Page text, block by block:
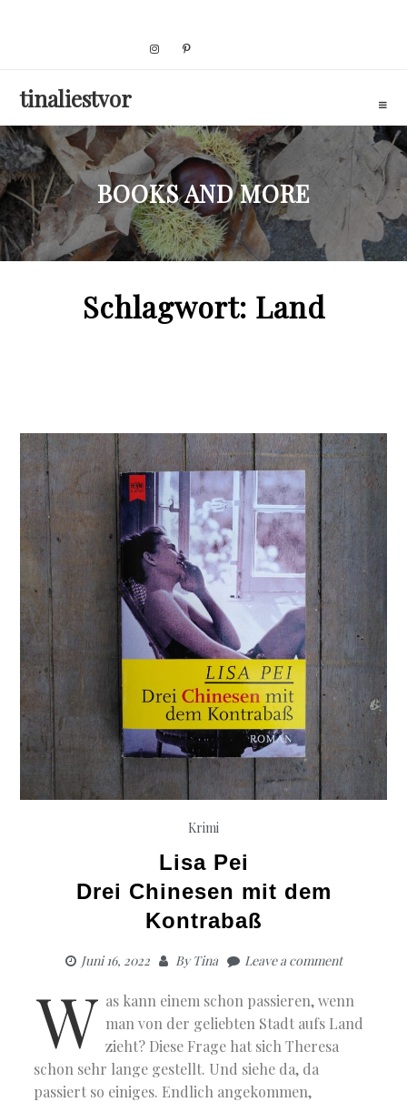
tinaliestvor
BOOKS AND MORE
Schlagwort: Land
Krimi
Lisa Pei
Drei Chinesen mit dem
Kontrabaß
Juni 16, 2022 ByTina Leave a comment
W as kann einem schon passieren, wenn
man von der geliebten Stadt aufs Land
zieht? Diese Frage hat sich Theresa
schon sehr lange gestellt. Und siehe da, da
passiert so einiges. Endlich angekommen,